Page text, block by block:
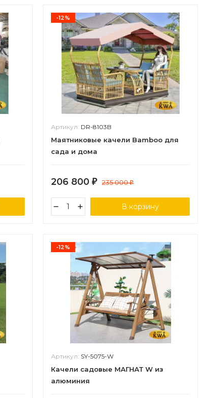
-12%
Артикул: DR-8103B
Маятниковые качели Bamboo для
сада и дома
206 800₽ 235 000₽
В корзину
-12%
Артикул: SY-5075-W
Качели садовые МАГНАТ W из
алюминия